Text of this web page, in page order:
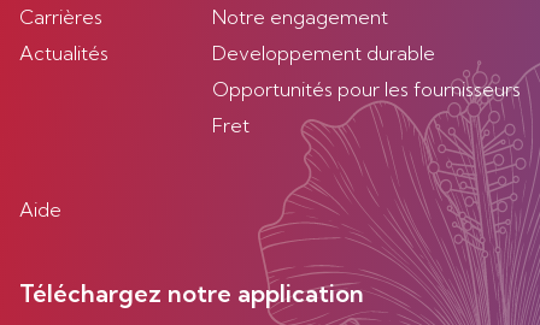
Carrières
Actualités
Notre engagement
Developpement durable
Opportunités pour les fournisseurs
Fret
Aide
Téléchargez notre application